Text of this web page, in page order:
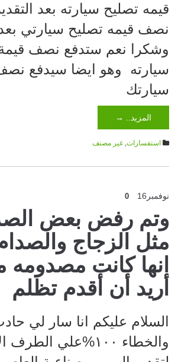
قيمه تصليح سيارته بعد
نصف قيمه تصليح سيارتي بعد
وشكرا نعم ستدفع نصف
سيارته وهو ايضا سيدفع
سيارتك
المزيد.. →
استفسارات, غير مصنف
نوفمبر 16
0
وتم رفض بعض
مثل الزجاج
انها كانت
أريد أن أقدم تظلم
السلام عليكم انا سار لي
والخطاء ١٠٠%علي